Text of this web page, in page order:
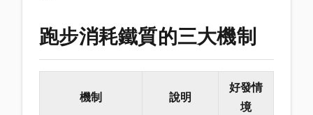
跑步消耗鐵質的三大機制
機制 說明
好發情
境